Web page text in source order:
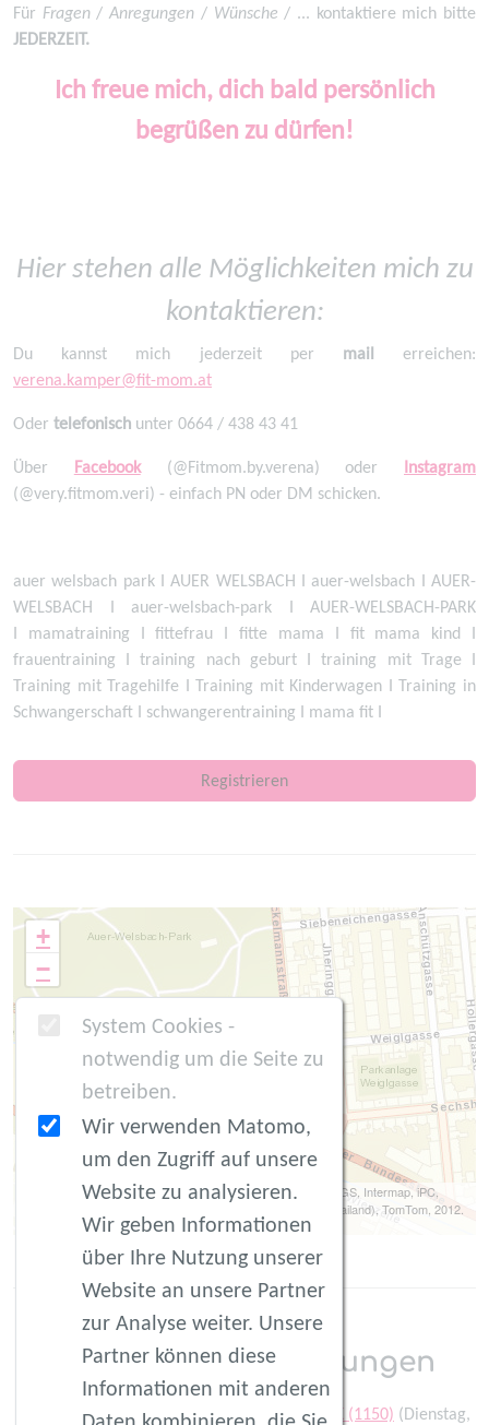
System Cookies -
notwendig um die Seite zu
betreiben.
Wir verwenden Matomo,
um den Zugriff auf unsere
Website zu analysieren.
Wir geben Informationen
über Ihre Nutzung unserer
Website an unsere Partner
zur Analyse weiter. Unsere
Partner können diese
Informationen mit anderen
Für Fragen/Anregungen / Wünsche / ... kontaktiere mich bitte
JEDERZEIT.
Ich freue mich, dich bald persönlich
begrüßen zu dürfen!
Hier stehen alle Möglichkeiten mich zu
kontaktieren:
Du kannst mich jederzeit per mail erreichen:
verena.kamper@fit-mom.at
Oder telefonisch unter 0664 / 438 43 41
Über Facebook(@Fitmom.by.verena) oder Instagram
(@very.fitmom.veri) - einfach PN oder DM schicken.
auer welsbach park I AUER WELSBACH I auer-welsbach I AUER-
WELSBACH I auer-welsbach-park I AUER-WELSBACH-PARK
I mamatraining I fittefrau I fitte mama I fit mama kind I
frauentraining I training nach geburt I training mit Trage I
Training mit Tragehilfe I Training mit Kinderwagen I Training in
Schwangerschaft I schwangerentraining I mama fit I
Registrieren
+
−
| Tiles © Esri -- Source: Esri, DeLorme, NAVTEQ, USGS, Intermap, iPC,
NRCAN, Esri Japan, METI, Esri China (Hong Kong), Esri (Thailand), TomTom, 2012.
OpenStreetMap, under ODbL.
Ereignis-Wiederholungen
fitmom by Verena im AUER-WELSBACH-PARK (1150) (Dienstag,